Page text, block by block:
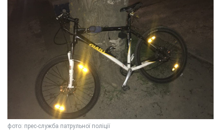
фото: прес-служба патрульної поліції